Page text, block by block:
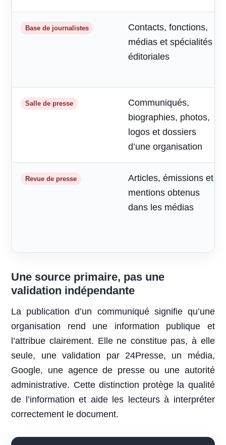
Base de journalistes
Contacts, fonctions,
médias et spécialités
éditoriales
Salle de presse
Communiqués,
biographies, photos,
logos et dossiers
d’une organisation
Revue de presse
Articles, émissions et
mentions obtenus
dans les médias
Une source primaire, pas une
validation indépendante
La publication d’un communiqué signifie qu’une
organisation rend une information publique et
l’attribue clairement. Elle ne constitue pas, à elle
seule, une validation par 24Presse, un média,
Google, une agence de presse ou une autorité
administrative. Cette distinction protège la qualité
de l’information et aide les lecteurs à interpréter
correctement le document.